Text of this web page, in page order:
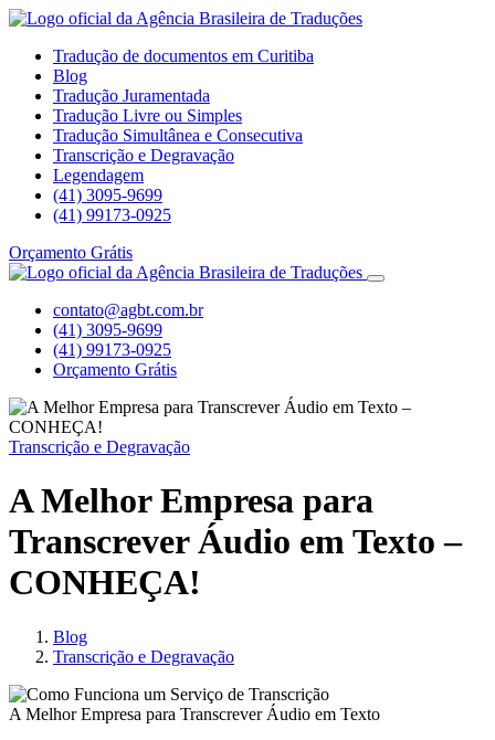
Tradução de documentos em Curitiba
Blog
Tradução Juramentada
Tradução Livre ou Simples
Tradução Simultânea e Consecutiva
Transcrição e Degravação
Legendagem
(41) 3095-9699
(41) 99173-0925
Orçamento Grátis
contato@agbt.com.br
(41) 3095-9699
(41) 99173-0925
Orçamento Grátis
Transcrição e Degravação
A Melhor Empresa para
Transcrever Áudio em Texto –
CONHEÇA!
Blog
Transcrição e Degravação
A Melhor Empresa para Transcrever Áudio em Texto